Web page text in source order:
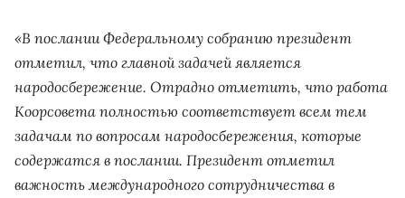
«В послании Федеральному собранию президент
отметил, что главной задачей является
народосбережение. Отрадно отметить, что работа
Коорсовета полностью соответствует всем тем
задачам по вопросам народосбережения, которые
содержатся в послании. Президент отметил
важность международного сотрудничества в